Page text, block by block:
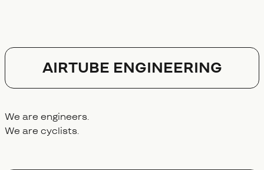
AIRTUBE ENGINEERING
We are engineers.
We are cyclists.